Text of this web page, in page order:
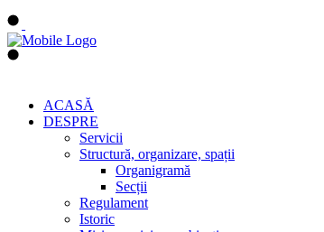
ACASĂ
DESPRE
Servicii
Structură, organizare, spații
Organigramă
Secții
Regulament
Istoric